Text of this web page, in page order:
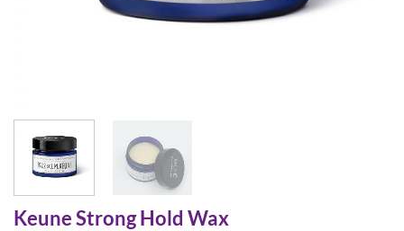
Keune Strong Hold Wax